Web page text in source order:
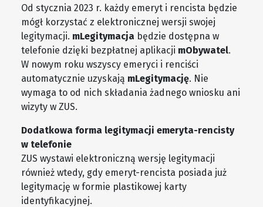
Od stycznia 2023 r. każdy emeryt i rencista będzie
mógł korzystać z elektronicznej wersji swojej
legitymacji. mLegitymacja będzie dostępna w
telefonie dzięki bezpłatnej aplikacji mObywatel.
W nowym roku wszyscy emeryci i renciści
automatycznie uzyskają mLegitymację. Nie
wymaga to od nich składania żadnego wniosku ani
wizyty w ZUS.
Dodatkowa forma legitymacji emeryta-rencisty
w telefonie
ZUS wystawi elektroniczną wersję legitymacji
również wtedy, gdy emeryt-rencista posiada już
legitymację w formie plastikowej karty
identyfikacyjnej.